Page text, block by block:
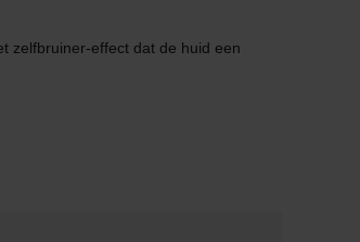
zelfbruiner-effect dat de huid een